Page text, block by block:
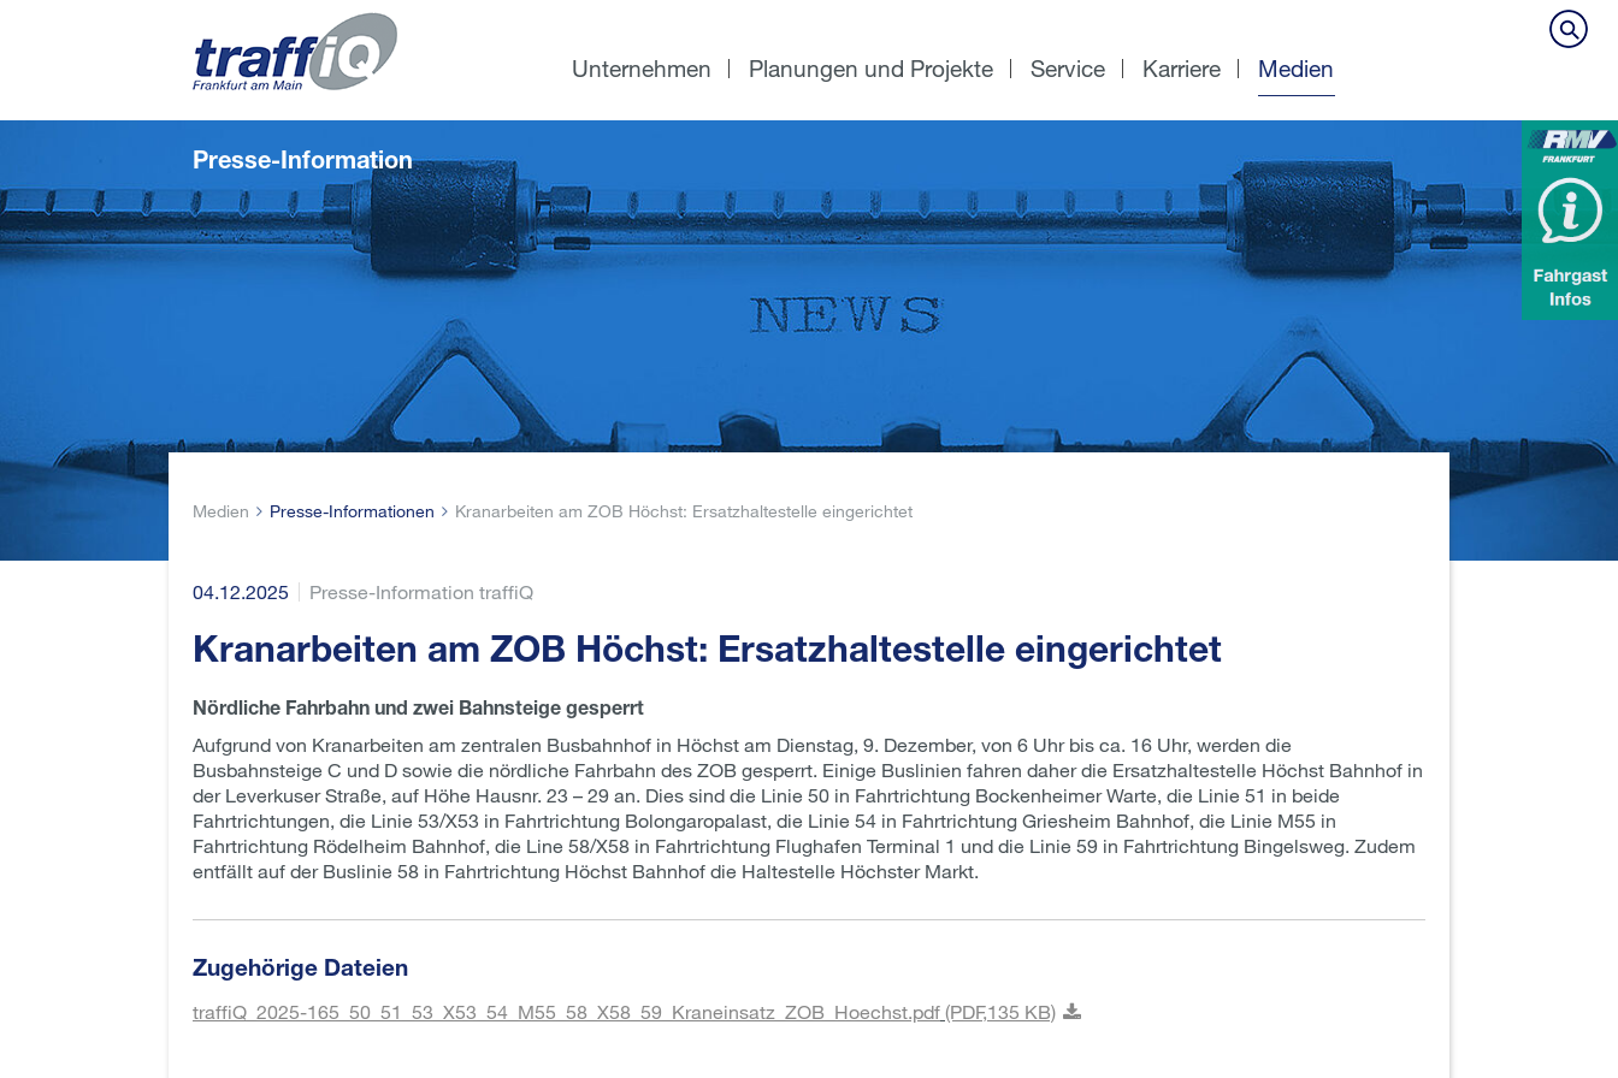
Unternehmen Planungen und Projekte Service Karriere Medien
Presse-Information
Medien Presse-Informationen Kranarbeiten am ZOB Höchst: Ersatzhaltestelle eingerichtet
04.12.2025 Presse-Information traffiQ
Kranarbeiten am ZOB Höchst: Ersatzhaltestelle eingerichtet
Nördliche Fahrbahn und zwei Bahnsteige gesperrt
Aufgrund von Kranarbeiten am zentralen Busbahnhof in Höchst am Dienstag, 9. Dezember, von 6 Uhr bis ca. 16 Uhr, werden die
Busbahnsteige C und D sowie die nördliche Fahrbahn des ZOB gesperrt. Einige Buslinien fahren daher die Ersatzhaltestelle Höchst Bahnhof in
der Leverkuser Straße, auf Höhe Hausnr. 23 – 29 an. Dies sind die Linie 50 in Fahrtrichtung Bockenheimer Warte, die Linie 51 in beide
Fahrtrichtungen, die Linie 53/X53 in Fahrtrichtung Bolongaropalast, die Linie 54 in Fahrtrichtung Griesheim Bahnhof, die Linie M55 in
Fahrtrichtung Rödelheim Bahnhof, die Line 58/X58 in Fahrtrichtung Flughafen Terminal 1 und die Linie 59 in Fahrtrichtung Bingelsweg. Zudem
entfällt auf der Buslinie 58 in Fahrtrichtung Höchst Bahnhof die Haltestelle Höchster Markt.
Zugehörige Dateien
traffiQ_2025-165_50_51_53_X53_54_M55_58_X58_59_Kraneinsatz_ZOB_Hoechst.pdf (PDF,135 KB)